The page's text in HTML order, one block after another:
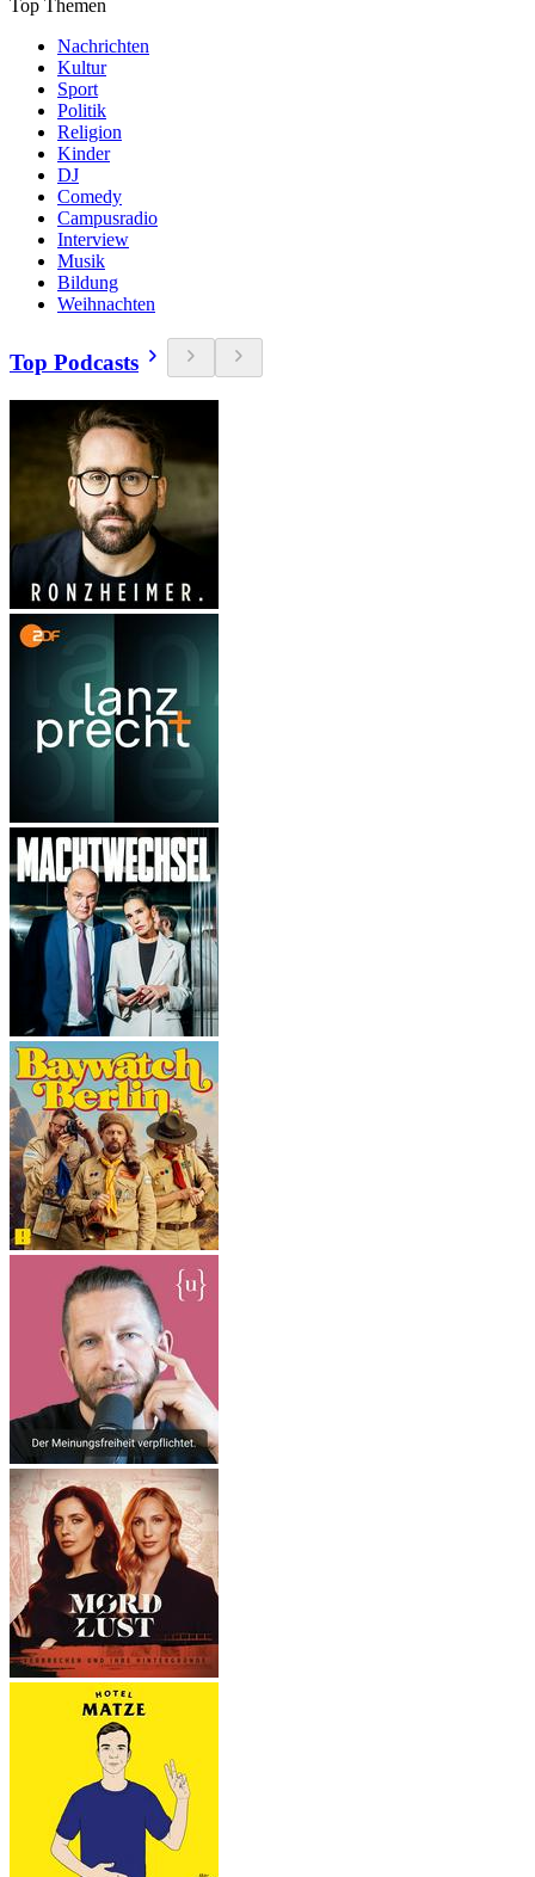
Top Themen
Nachrichten
Kultur
Sport
Politik
Religion
Kinder
DJ
Comedy
Campusradio
Interview
Musik
Bildung
Weihnachten
Top Podcasts